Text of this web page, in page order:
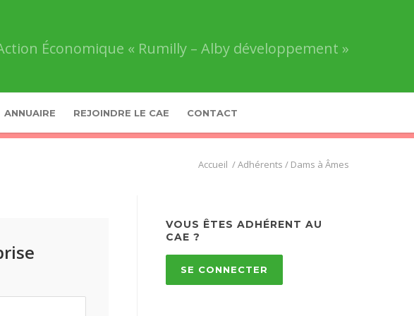
Économique « Rumilly – Alby développement »
ANNUAIRE REJOINDRE LE CAE CONTACT
Comité
–
développement
»
/Adhérents / Dams à Âmes
VOUS ÊTES ADHÉRENT AU
CAE ?
SE CONNECTER